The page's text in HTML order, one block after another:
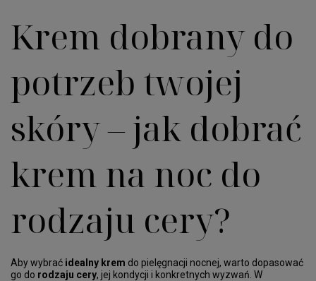
Krem dobrany do
potrzeb twojej
skóry – jak dobrać
krem na noc do
rodzaju cery?
Aby wybrać idealny krem do pielęgnacji nocnej, warto dopasować
go do rodzaju cery, jej kondycji i konkretnych wyzwań. W